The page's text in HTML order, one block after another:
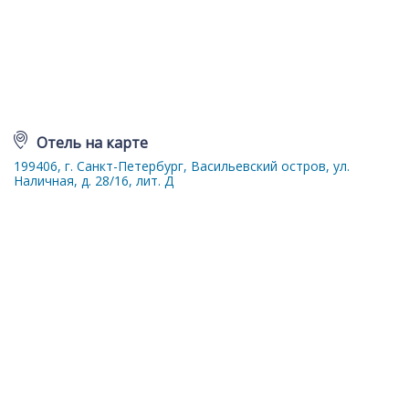
Отель на карте
199406, г. Санкт-Петербург, Васильевский остров, ул.
Наличная, д. 28/16, лит. Д